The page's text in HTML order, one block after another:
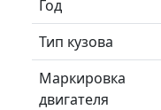
Год
Тип кузова
Маркировка
двигателя